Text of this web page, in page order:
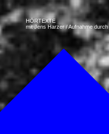
HÖRTEXTE
mitJens Harzer / Aufnahme durch